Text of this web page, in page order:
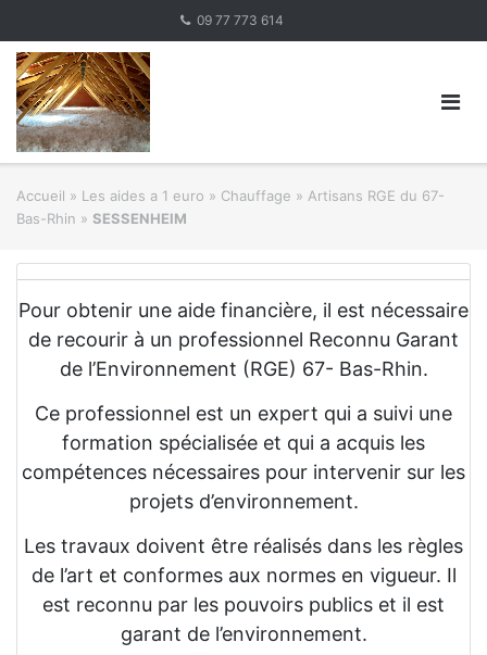
content
09 77 773 614
Accueil » Les aides a 1 euro » Chauffage » Artisans RGE du 67-
Bas-Rhin » SESSENHEIM
Pour obtenir une aide financière, il est nécessaire
de recourir à un professionnel Reconnu Garant
de l’Environnement (RGE) 67- Bas-Rhin.
Ce professionnel est un expert qui a suivi une
formation spécialisée et qui a acquis les
compétences nécessaires pour intervenir sur les
projets d’environnement.
Les travaux doivent être réalisés dans les règles
de l’art et conformes aux normes en vigueur. Il
est reconnu par les pouvoirs publics et il est
garant de l’environnement.